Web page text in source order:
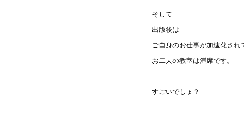
そして
出版後は
ご自身のお仕事が加速化され
お二人の教室は満席です。
すごいでしょ？